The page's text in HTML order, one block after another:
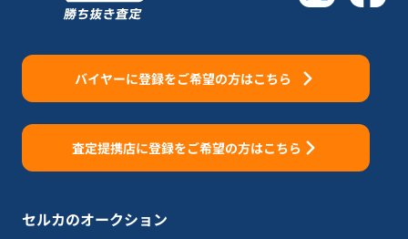
バイヤーに登録をご希望の方はこちら
査定提携店に登録をご希望の方はこちら
セルカのオークション